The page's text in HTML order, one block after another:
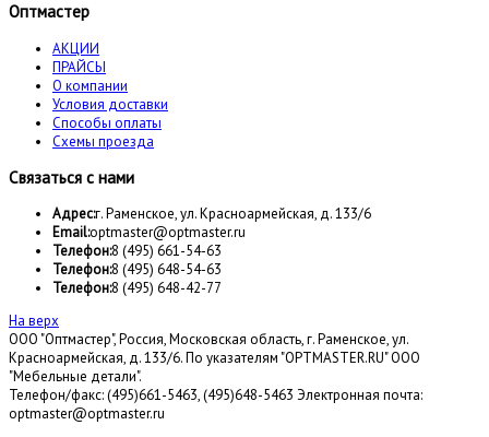
Оптмастер
АКЦИИ
ПРАЙСЫ
О компании
Условия доставки
Способы оплаты
Схемы проезда
Связаться с нами
Адрес:г. Раменское, ул. Красноармейская, д. 133/6
Email:optmaster@optmaster.ru
Телефон:8 (495) 661-54-63
Телефон:8 (495) 648-54-63
Телефон:8 (495) 648-42-77
На верх
ООО "Оптмастер", Россия, Московская область, г. Раменское, ул.
Красноармейская, д. 133/6. По указателям "OPTMASTER.RU" ООО
"Мебельные детали".
Телефон/факс: (495)661-5463, (495)648-5463 Электронная почта:
optmaster@optmaster.ru